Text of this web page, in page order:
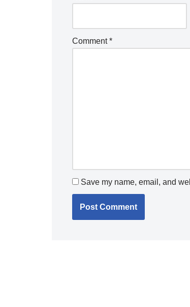
Comment*
Save my name, email, and